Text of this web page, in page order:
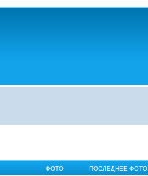
ФОТО ПОСЛЕДНЕЕ ФОТО